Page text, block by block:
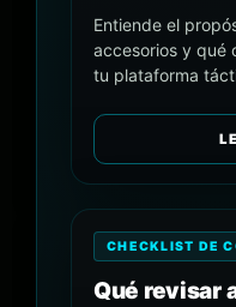
Entiende el
accesorios y qué
tu plataforma
CHECKLIST DE
Qué revisar